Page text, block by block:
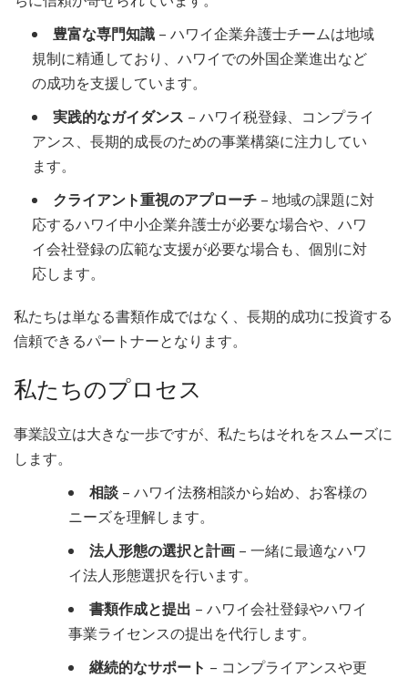
豊富な専門知識 – ハワイ企業弁護士チームは地域
規制に精通しており、ハワイでの外国企業進出など
の成功を支援しています。
実践的なガイダンス – ハワイ税登録、コンプライ
アンス、長期的成長のための事業構築に注力してい
ます。
クライアント重視のアプローチ – 地域の課題に対
応するハワイ中小企業弁護士が必要な場合や、ハワ
イ会社登録の広範な支援が必要な場合も、個別に対
応します。
私たちは単なる書類作成ではなく、長期的成功に投資する
信頼できるパートナーとなります。
私たちのプロセス
事業設立は大きな一歩ですが、私たちはそれをスムーズに
します。
相談 – ハワイ法務相談から始め、お客様の
ニーズを理解します。
法人形態の選択と計画 – 一緒に最適なハワ
イ法人形態選択を行います。
書類作成と提出 – ハワイ会社登録やハワイ
事業ライセンスの提出を代行します。
継続的なサポート – コンプライアンスや更